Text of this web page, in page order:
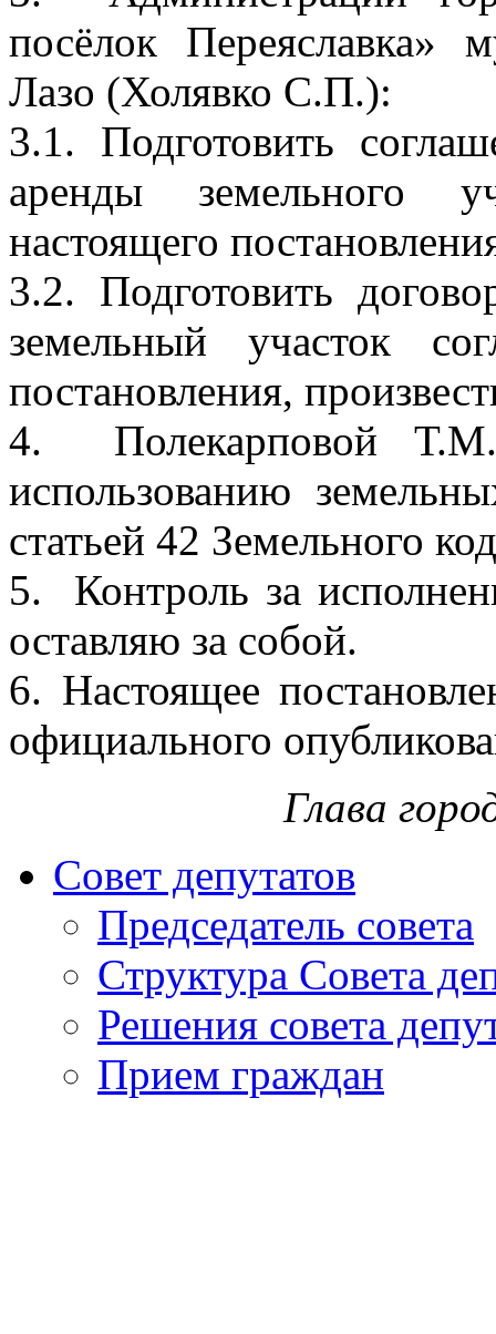
посёлок Переяславка»
Лазо (Холявко С.П.):
3.1. Подготовить
аренды земельного
настоящего
3.2. Подготовить
земельный участок
постановления,
4. Полекарповой Т.М.
использованию
статьей 42 Земельного
5. Контроль за
оставляю за собой.
6. Настоящее
официального
Глава
Совет депутатов
Председатель совета
Структура Совета
Решения совета
Прием граждан